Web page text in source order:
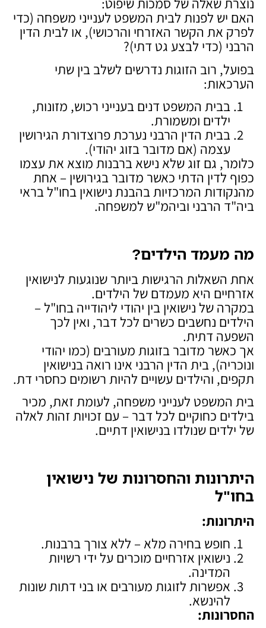
האם יש לפנות לבית המשפט לענייני משפחה (כדי
לפרק את הקשר האזרחי והרכושי), או לבית הדין
הרבני (כדי לבצע גט דתי)?
בפועל, רוב הזוגות נדרשים לשלב בין שתי
הערכאות:
בבית המשפט דנים בענייני רכוש, מזונות,
ילדים ומשמורת.
בבית הדין הרבני נערכת פרוצדורת הגירושין
עצמה (אם מדובר בזוג יהודי).
כלומר, גם זוג שלא נישא ברבנות מוצא את עצמו
כפוף לדין הדתי כאשר מדובר בגירושין – אחת
מהנקודות המרכזיות בהבנת נישואין בחו"ל בראי
ביה"ד הרבני וביהמ"ש למשפחה.
מה מעמד הילדים?
אחת השאלות הרגישות ביותר שנוגעות לנישואין
אזרחיים היא מעמדם של הילדים.
במקרה של נישואין בין יהודי ליהודייה בחו"ל –
הילדים נחשבים כשרים לכל דבר, ואין לכך
השפעה דתית.
אך כאשר מדובר בזוגות מעורבים (כמו יהודי
ונוכריה), בית הדין הרבני אינו רואה בנישואין
תקפים, והילדים עשויים להיות רשומים כחסרי דת.
בית המשפט לענייני משפחה, לעומת זאת, מכיר
בילדים כחוקיים לכל דבר – עם זכויות זהות לאלה
של ילדים שנולדו בנישואין דתיים.
היתרונות והחסרונות של נישואין
בחו"ל
היתרונות:
חופש בחירה מלא – ללא צורך ברבנות.
נישואין אזרחיים מוכרים על ידי רשויות
המדינה.
אפשרות לזוגות מעורבים או בני דתות שונות
להינשא.
החסרונות: